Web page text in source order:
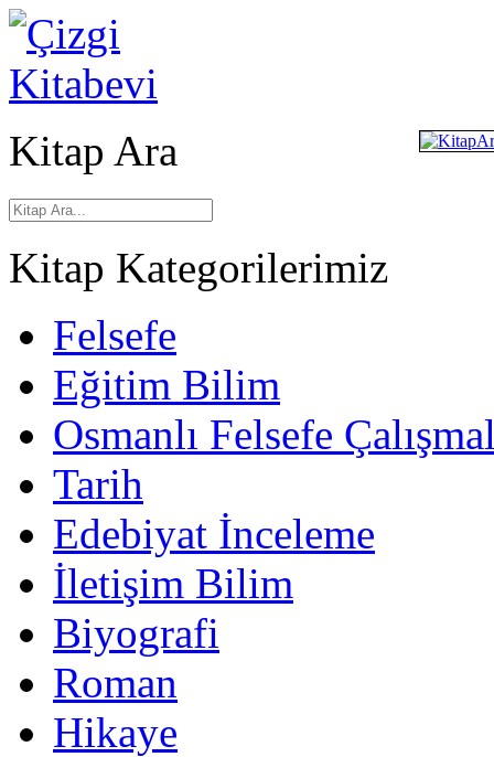
Kitap Ara
Kitap Kategorilerimiz
Felsefe
Eğitim Bilim
Osmanlı Felsefe
Tarih
Edebiyat İnceleme
İletişim Bilim
Biyografi
Roman
Hikaye